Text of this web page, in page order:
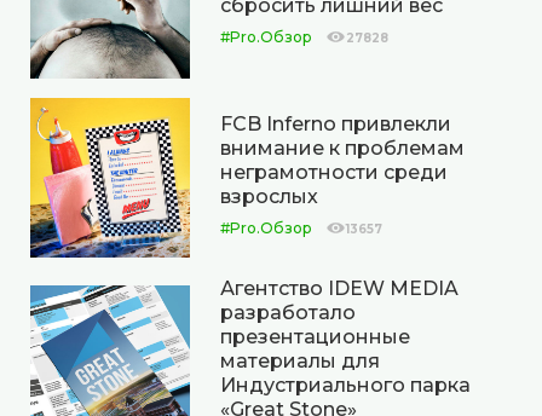
сбросить лишний вес
#Pro.Обзор 27828
FCB Inferno привлекли
внимание к проблемам
неграмотности среди
взрослых
#Pro.Обзор 13657
Агентство IDEW MEDIA
разработало
презентационные
материалы для
Индустриального парка
«Great Stone»